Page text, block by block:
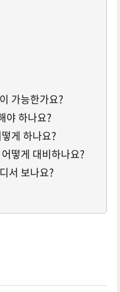
가능한가요?
야 하나요?
게 하나요?
떻게 대비하나요?
서 보나요?